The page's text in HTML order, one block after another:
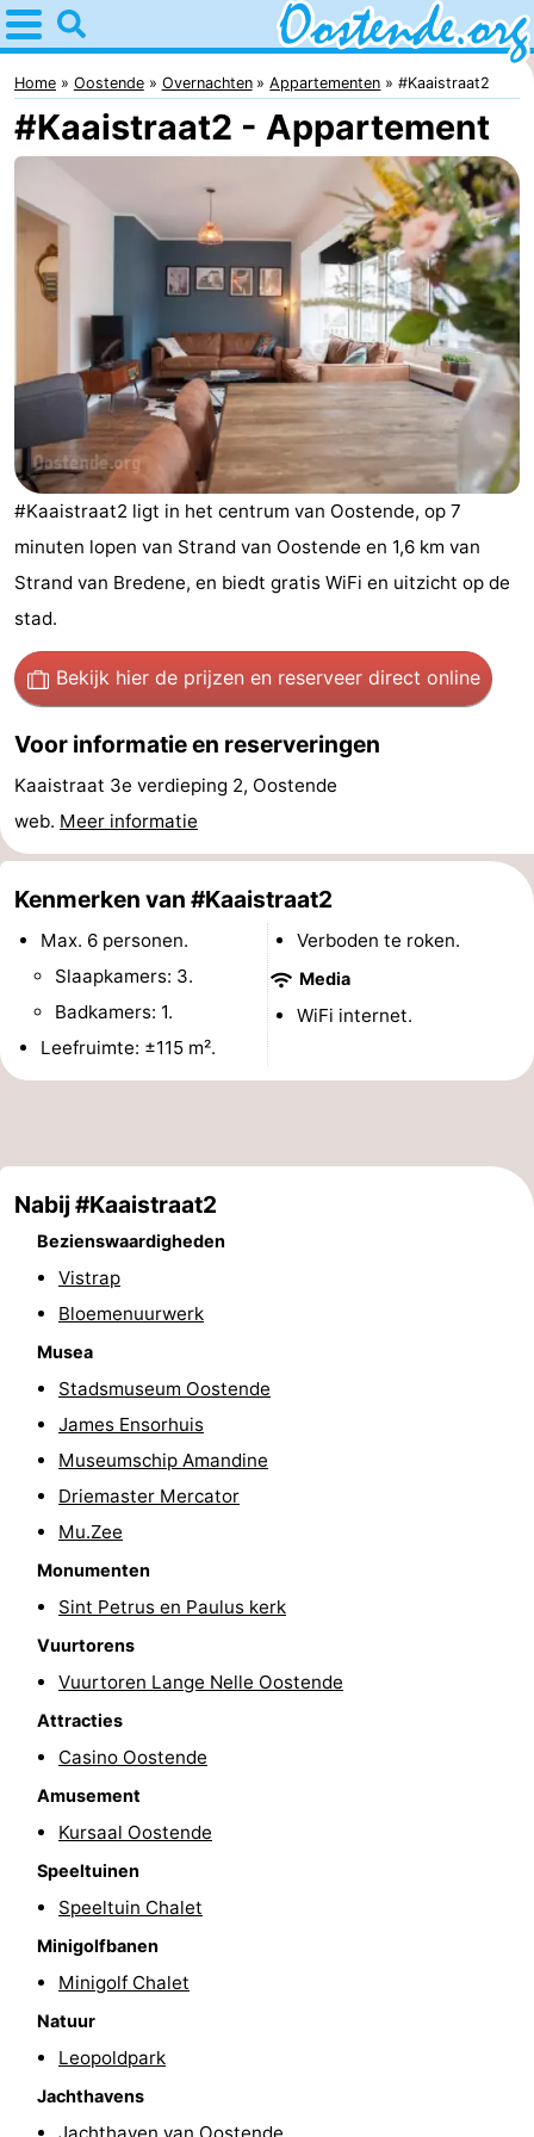
Home
Oostende
Tips
kinderen
Overnachten
Appartementen
(&
breakfasts)
Campings
Hotels
Vakantiehuizen
Breeduyn
Village
-
Hippodroom
Last
Zien
&
doen
Bezienswaardigheden
-
Musea
-
Monumenten
Kerken
-
Rondvaarten
-
Binnenspeeltuinen
Minigolfbanen
Wellness
centra
Dorpen
Steden
Natuur
Sporten
Zwembaden
Fietsen
Wandelen
Golfbanen
Surfen
Eten
drinken
Evenementen
Praktisch
Home Oostende Overnachten Appartementen #Kaaistraat2
#Kaaistraat2 - Appartement
#Kaaistraat2 ligt in het centrum van Oostende, op 7
minuten lopen van Strand van Oostende en 1,6 km van
Strand van Bredene, en biedt gratis WiFi en uitzicht op de
stad.
Bekijk hier de prijzen en reserveer direct online
Voor informatie en reserveringen
Kaaistraat 3e verdieping 2, Oostende
web. Meer informatie
Kenmerken van #Kaaistraat2
Max. 6 personen.
Slaapkamers: 3.
Badkamers: 1.
Leefruimte: ±115 m².
Verboden te roken.
Media
WiFi internet.
Nabij #Kaaistraat2
Bezienswaardigheden
Vistrap
Bloemenuurwerk
Musea
Stadsmuseum Oostende
James Ensorhuis
Museumschip Amandine
Driemaster Mercator
Mu.Zee
Monumenten
Sint Petrus en Paulus kerk
Vuurtorens
Vuurtoren Lange Nelle Oostende
Attracties
Casino Oostende
Amusement
Kursaal Oostende
Speeltuinen
Speeltuin Chalet
Minigolfbanen
Minigolf Chalet
Natuur
Leopoldpark
Jachthavens